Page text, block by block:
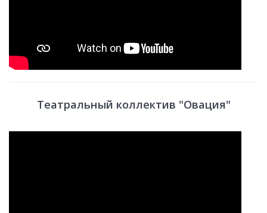
Театральный коллектив "Овация"